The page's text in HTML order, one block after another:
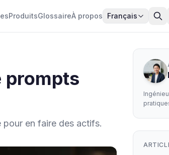
ProduitsGlossaireÀ propos Français
prompts
pour en faire des actifs.